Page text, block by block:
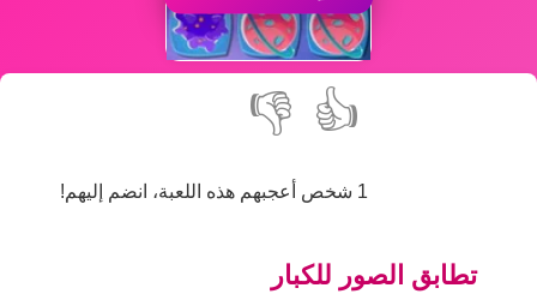
👍
👎
1 شخص أعجبهم هذه اللعبة، انضم إليهم!
تطابق الصور للكبار